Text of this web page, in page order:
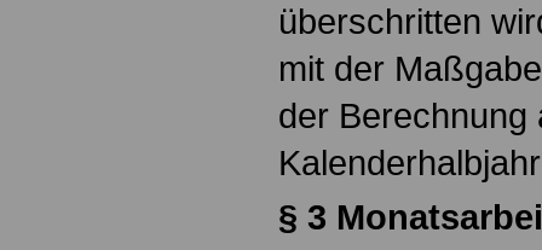
überschritten
mit der
der Berechnung
§ 3